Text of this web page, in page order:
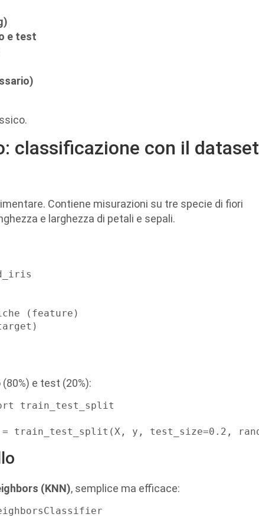
e test
classificazione con il dataset
Contiene misurazioni su tre specie di fiori
e larghezza di petali e sepali.
(feature)
e test (20%):
train_test_split
(KNN), semplice ma efficace: